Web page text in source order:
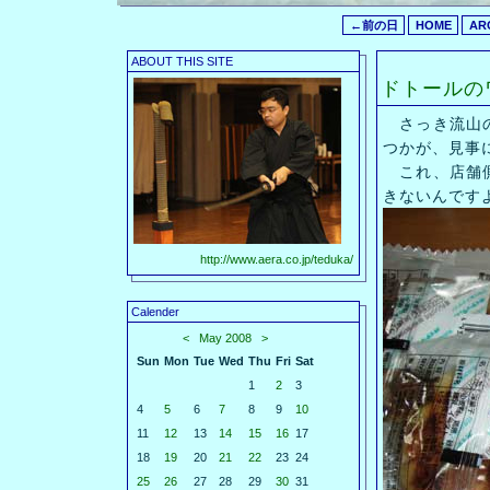
←前の日 HOME
ABOUT THIS SITE
http://www.aera.co.jp/teduka/
Calender
<
May 2008
>
Sun Mon Tue Wed Thu Fri Sat
1
2
3
4
5 6 7 8 9
10
11
12 13 14 15 16 17
18
19 20 21 22 23 24
25
26 27 28 29 30 31
ドトール
さっき流山
つかが、見事
これ、店舗
きないんです